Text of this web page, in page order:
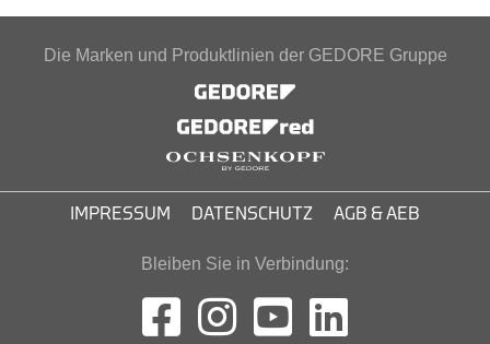
Die Marken und Produktlinien der GEDORE Gruppe
IMPRESSUM DATENSCHUTZ AGB & AEB
Bleiben Sie in Verbindung: